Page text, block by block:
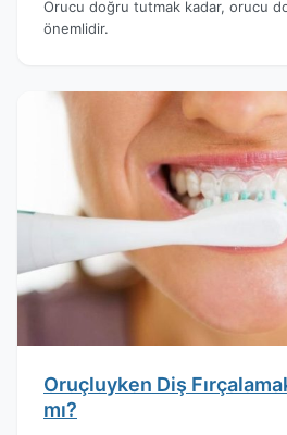
Orucu doğru tutmak kadar, orucu
önemlidir.
Oruçluyken Diş
mı?